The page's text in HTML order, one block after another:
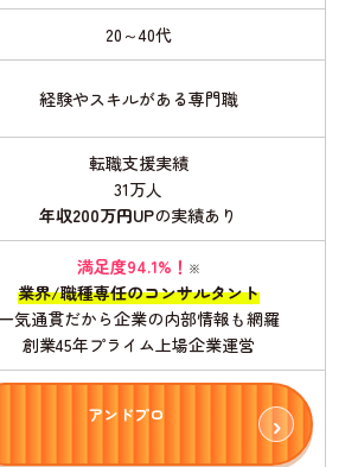
20～40代
経験やスキルがある専門職
転職支援実績
31万人
年収200万円UPの実績あり
満足度94.1%！ ※
業界/職種専任のコンサルタント
一気通貫だから企業の内部情報も網羅
創業45年プライム上場企業運営
アンドプロ